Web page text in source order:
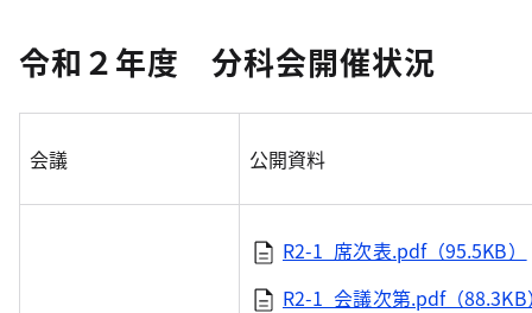
令和２年度 分科会開催状況
会議 公開資料
R2-1_席次表.pdf（95.5KB）
R2-1_会議次第.pdf（88.3KB